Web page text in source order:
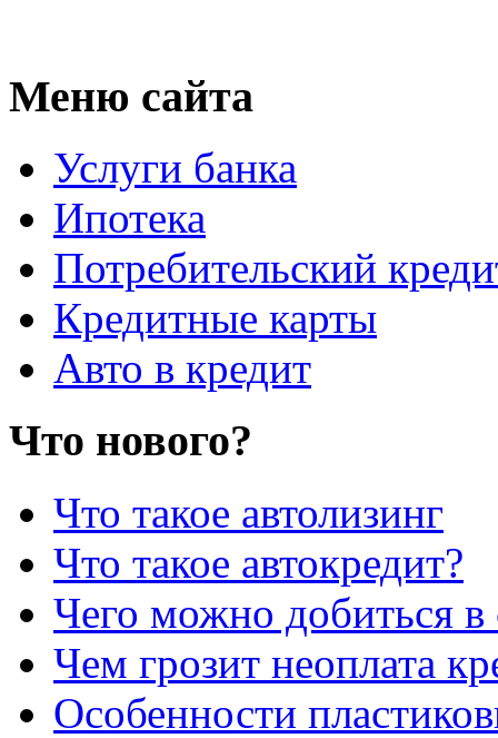
Меню сайта
Услуги банка
Ипотека
Потребительский
Кредитные карты
Авто в кредит
Что нового?
Что такое автолизинг
Что такое автокредит?
Чего можно добиться в
Чем грозит неоплата
Особенности